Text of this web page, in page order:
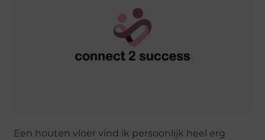
Een houten vloer vind ik persoonlijk heel erg